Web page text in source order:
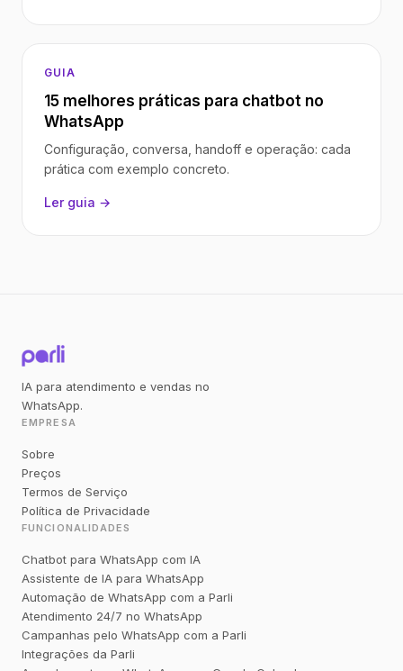
GUIA
15 melhores práticas para chatbot no
WhatsApp
Configuração, conversa, handoff e operação: cada
prática com exemplo concreto.
Ler guia →
IA para atendimento e vendas no
WhatsApp.
EMPRESA
Sobre
Preços
Termos de Serviço
Política de Privacidade
FUNCIONALIDADES
Chatbot para WhatsApp com IA
Assistente de IA para WhatsApp
Automação de WhatsApp com a Parli
Atendimento 24/7 no WhatsApp
Campanhas pelo WhatsApp com a Parli
Integrações da Parli